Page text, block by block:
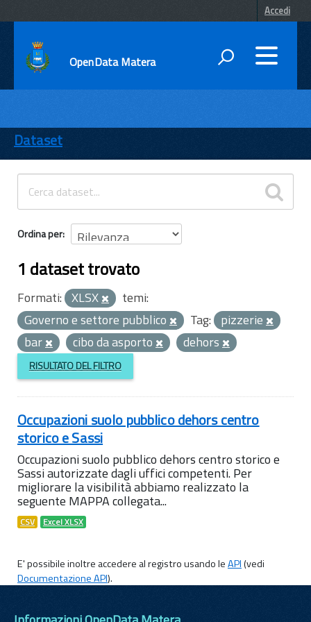
Accedi
OpenData Matera
ENTI
TEMI
INFORMAZIONI
Dataset
Ordina per
1 dataset trovato
Formati: XLSX
temi:
Governo e settore pubblico
Tag: pizzerie
bar
cibo da asporto dehors
RISULTATO DEL FILTRO
Occupazioni suolo pubblico dehors centro
storico e Sassi
Occupazioni suolo pubblico dehors centro storico e
Sassi autorizzate dagli uffici competenti. Per
migliorare la visibilità abbiamo realizzato la
seguente MAPPA collegata...
CSV Excel XLSX
E' possibile inoltre accedere al registro usando leAPI(vedi
Documentazione API).